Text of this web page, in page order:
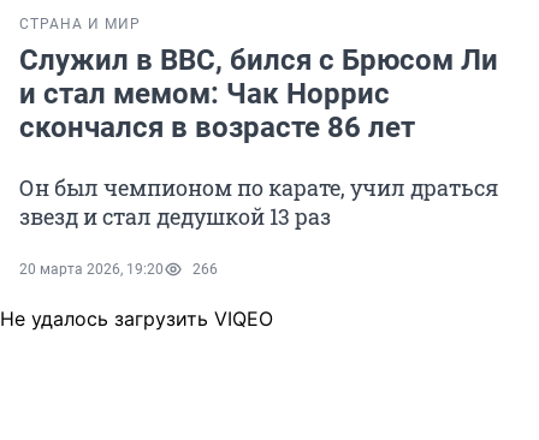
СТРАНА И МИР
Служил в ВВС, бился с Брюсом Ли
и стал мемом: Чак Норрис
скончался в возрасте 86 лет
Он был чемпионом по карате, учил драться
звезд и стал дедушкой 13 раз
20 марта 2026, 19:20 266
Не удалось загрузить VIQEO